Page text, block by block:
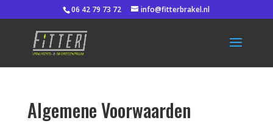
06 42 79 73 72 info@fitterbrakel.nl
Algemene Voorwaarden